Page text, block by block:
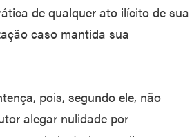
de qualquer ato ilícito de sua
caso mantida sua
pois, segundo ele, não
alegar nulidade por